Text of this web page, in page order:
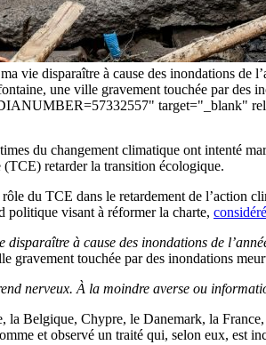
vie disparaître à cause des inondations
une ville gravement touchée par des
target="_blank"
du changement climatique ont intenté
(TCE) retarder la transition écologique.
du TCE dans le retardement de l’action
politique visant à réformer la charte,
disparaître à cause des inondations de
gravement touchée par des inondations
nerveux. À la moindre averse ou
la Belgique, Chypre, le Danemark, la
et observé un traité qui, selon eux, est